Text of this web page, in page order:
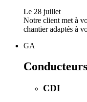
Le 28 juillet
Notre client met à
chantier adaptés à
GA
CDI